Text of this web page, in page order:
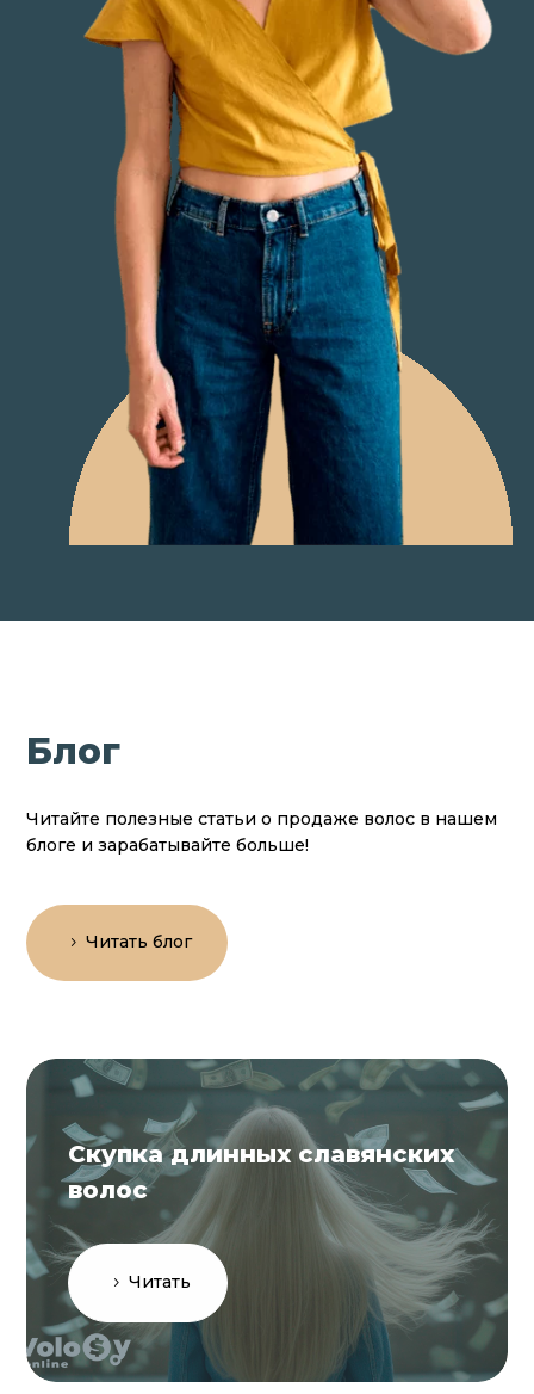
Блог
Читайте полезные статьи о продаже волос в нашем
блоге и зарабатывайте больше!
Читать блог
Скупка длинных славянских
волос
Читать